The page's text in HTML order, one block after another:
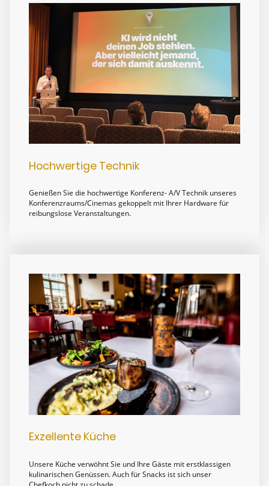
Hochwertige Technik
Genießen Sie die hochwertige Konferenz- A/V Technik unseres
Konferenzraums/Cinemas gekoppelt mit Ihrer Hardware für
reibungslose Veranstaltungen.
Exzellente Küche
Unsere Küche verwöhnt Sie und Ihre Gäste mit erstklassigen
kulinarischen Genüssen. Auch für Snacks ist sich unser